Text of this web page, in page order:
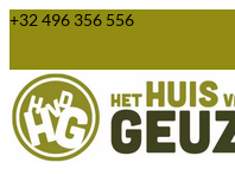
+32 496 356 556